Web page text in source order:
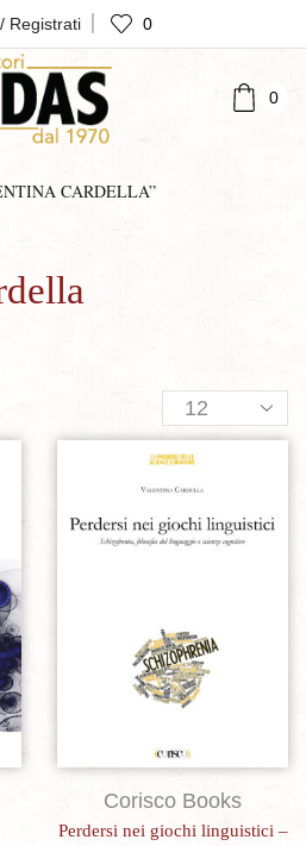
Registrati 0
0
CARDELLA”
Products
per
page
Aggiungi alla lista dei desideri
Corisco Books
Perdersi nei giochi linguistici –